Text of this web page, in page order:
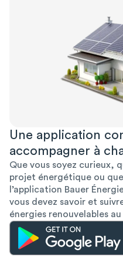
Une application
accompagner à
Que vous soyez curieux,
projet énergétique ou
l’application Bauer
vous devez savoir et
énergies renouvelables